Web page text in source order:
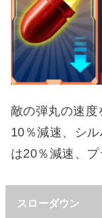
敵の弾丸の速度
10％減速、シ
は20％減速、プ
スローダウン